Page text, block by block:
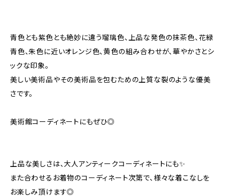
青色とも紫色とも絶妙に違う瑠璃色、上品な発色の抹茶色、花緑
青色、朱色に近いオレンジ色、黄色の組み合わせが、華やかさとシ
ックな印象。
美しい美術品やその美術品を包むための上質な裂のような優美
さです。
美術館コーディネートにもぜひ◎
上品な美しさは、大人アンティークコーディネートにも✨
また合わせるお着物のコーディネート次第で、様々な着こなしを
お楽しみ頂けます◎